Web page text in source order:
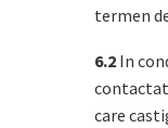
termen
6.2 In
contactat
care